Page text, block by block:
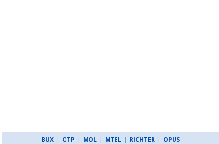
BUX | OTP | MOL | MTEL | RICHTER | OPUS